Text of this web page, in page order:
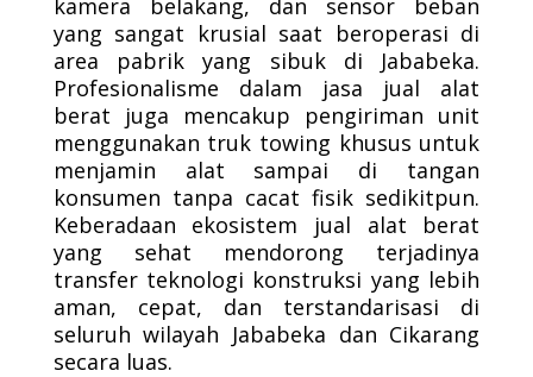
kamera belakang, dan sensor beban
yang sangat krusial saat beroperasi di
area pabrik yang sibuk di Jababeka.
Profesionalisme dalam jasa jual alat
berat juga mencakup pengiriman unit
menggunakan truk towing khusus untuk
menjamin alat sampai di tangan
konsumen tanpa cacat fisik sedikitpun.
Keberadaan ekosistem jual alat berat
yang sehat mendorong terjadinya
transfer teknologi konstruksi yang lebih
aman, cepat, dan terstandarisasi di
seluruh wilayah Jababeka dan Cikarang
secara luas.